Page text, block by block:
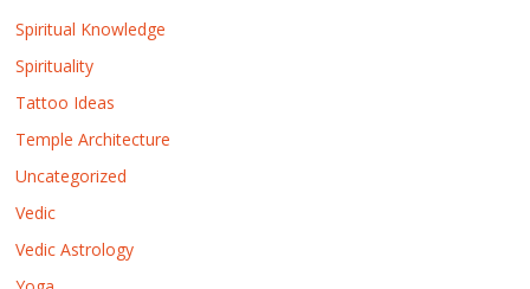
Spiritual Knowledge
Spirituality
Tattoo Ideas
Temple Architecture
Uncategorized
Vedic
Vedic Astrology